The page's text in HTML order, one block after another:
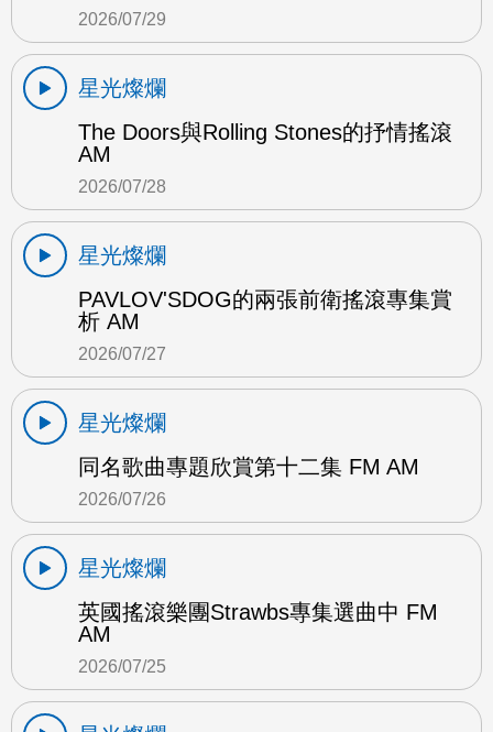
2026/07/29
星光燦爛
The Doors與Rolling Stones的抒情搖滾
AM
2026/07/28
星光燦爛
PAVLOV'SDOG的兩張前衛搖滾專集賞
析 AM
2026/07/27
星光燦爛
同名歌曲專題欣賞第十二集 FM AM
2026/07/26
星光燦爛
英國搖滾樂團Strawbs專集選曲中 FM
AM
2026/07/25